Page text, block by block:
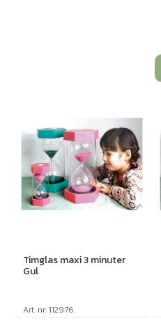
Timglas maxi 3 minuter
Gul
Art. nr: 112976